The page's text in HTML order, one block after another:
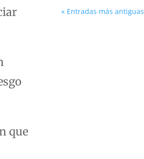
que
« Entradas más antiguas